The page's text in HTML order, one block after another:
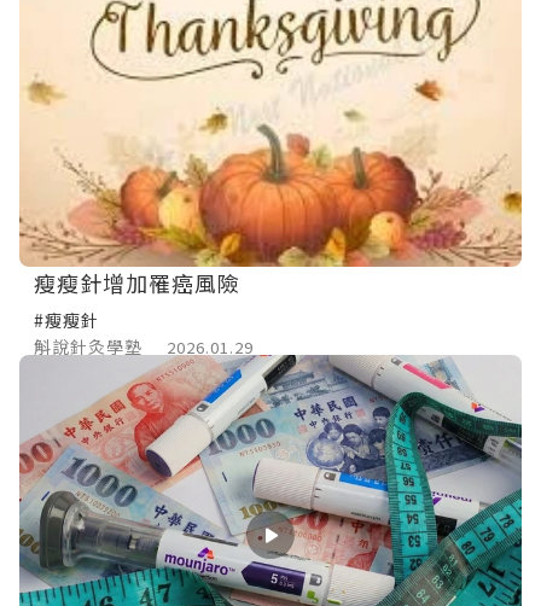
瘦瘦針增加罹癌風險
#瘦瘦針
斛說針灸學塾
2026.01.29